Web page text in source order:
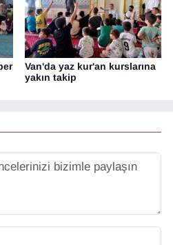
Van'da yaz kur'an kurslarına
yakın takip